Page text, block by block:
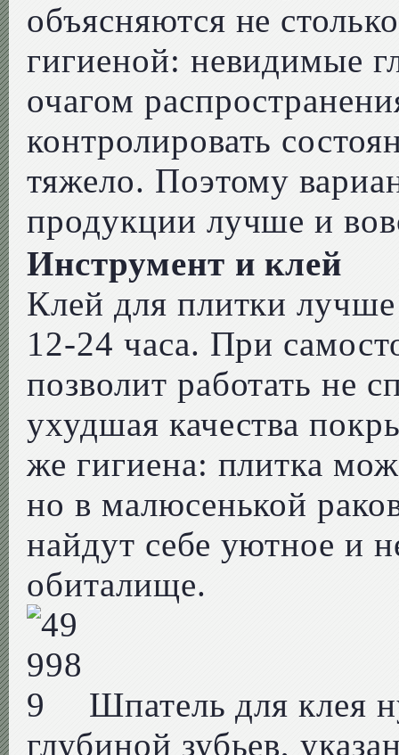
объясняются не
гигиеной: невидимые
очагом
контролировать
тяжело. Поэтому
продукции лучше и
Инструмент и клей
Клей для плитки
12-24 часа. При
позволит работать не
ухудшая качества
же гигиена: плитка
но в малюсенькой
найдут себе уютное и
обиталище.
Шпатель для клея
глубиной зубьев,